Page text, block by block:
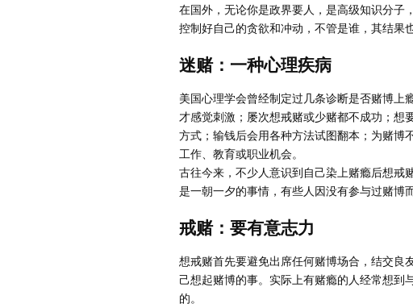
在国外，无论你是政界要人，是高级知识分子
控制好自己的贪欲和冲动，不管是谁，其结果
迷赌：一种心理疾病
美国心理学会曾经制定过几条诊断是否赌博
才感觉刺激；屡次想戒赌或少赌都不成功；
方式；输钱后会用各种方法试图翻本；为赌博
工作、教育或职业机会。
古往今来，不少人意识到自己染上赌瘾后想戒
是一朝一夕的事情，有些人因没有参与过赌博
戒赌：要有意志力
想戒赌首先要避免出席任何赌博场合，结交良
己想起赌博的事。实际上有赌瘾的人经常想到
的。